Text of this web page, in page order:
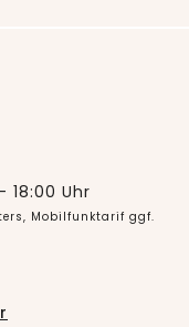
18:00 Uhr
Mobilfunktarif ggf.